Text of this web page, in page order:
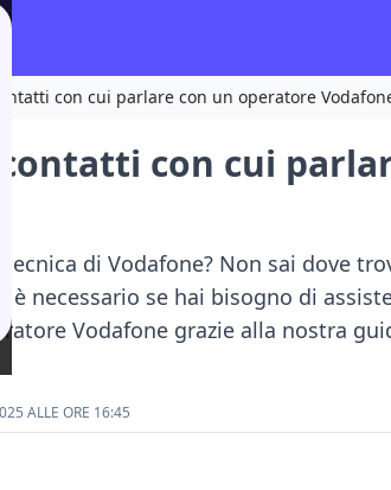
con cui parlare con un operatore
con cui
tecnica di Vodafone? Non sai dove
è necessario se hai bisogno di
Vodafone grazie alla nostra
ALLE ORE 16:45